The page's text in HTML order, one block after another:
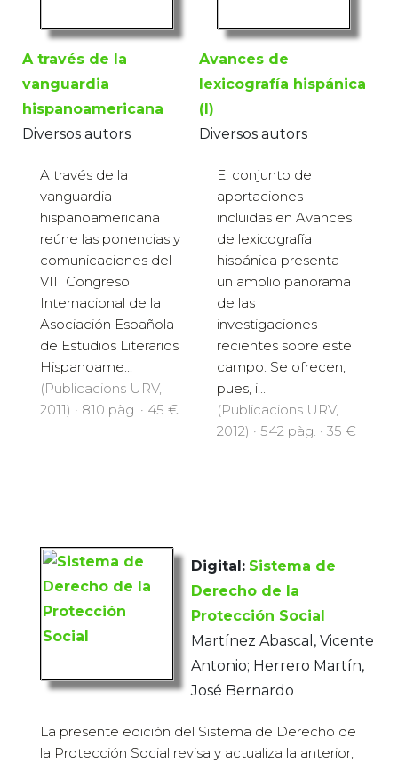
A través de la
vanguardia
hispanoamericana
Diversos autors
A través de la
vanguardia
hispanoamericana
reúne las ponencias y
comunicaciones del
VIII Congreso
Internacional de la
Asociación Española
de Estudios Literarios
Hispanoame...
(Publicacions URV,
2011) · 810 pàg. · 45 €
Avances de
lexicografía hispánica
(I)
Diversos autors
El conjunto de
aportaciones
incluidas en Avances
de lexicografía
hispánica presenta
un amplio panorama
de las
investigaciones
recientes sobre este
campo. Se ofrecen,
pues, i...
(Publicacions URV,
2012) · 542 pàg. · 35 €
Digital: Sistema de
Derecho de la
Protección Social
Martínez Abascal, Vicente
Antonio; Herrero Martín,
José Bernardo
La presente edición del Sistema de Derecho de
la Protección Social revisa y actualiza la anterior,